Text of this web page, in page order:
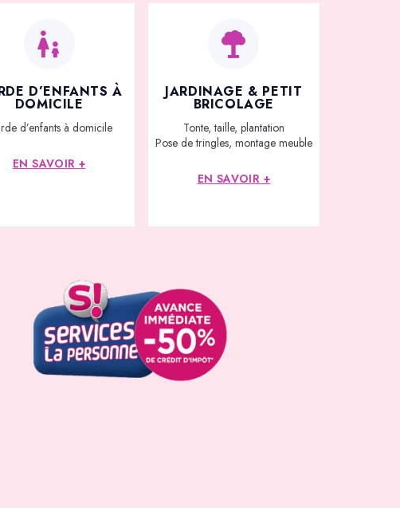
D’ENFANTS À
DOMICILE
d’enfants à domicile
EN SAVOIR +
JARDINAGE & PETIT
BRICOLAGE
Tonte, taille, plantation
Pose de tringles, montage meuble
EN SAVOIR +